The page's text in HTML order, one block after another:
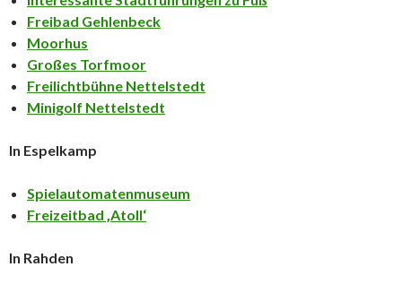
Freibad Gehlenbeck
Moorhus
Großes Torfmoor
Freilichtbühne Nettelstedt
Minigolf Nettelstedt
In Espelkamp
Spielautomatenmuseum
Freizeitbad ‚Atoll‘
In Rahden